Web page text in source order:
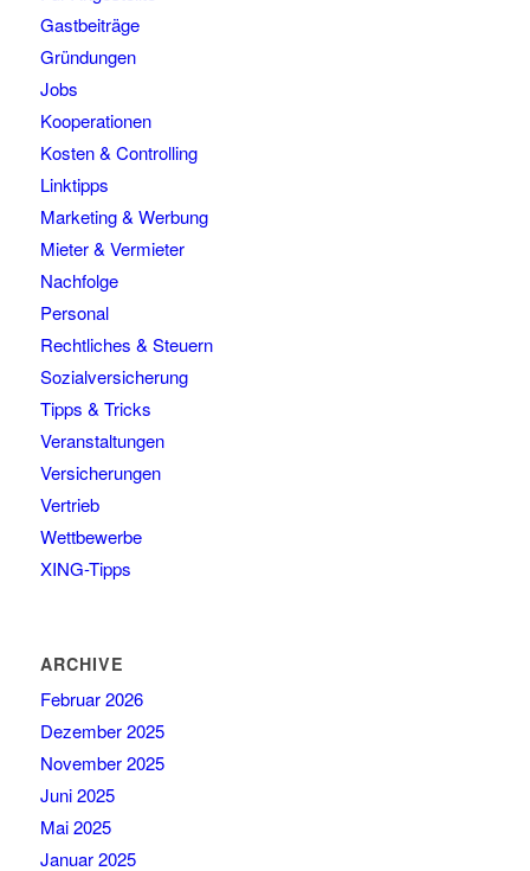
Gastbeiträge
Gründungen
Jobs
Kooperationen
Kosten & Controlling
Linktipps
Marketing & Werbung
Mieter & Vermieter
Nachfolge
Personal
Rechtliches & Steuern
Sozialversicherung
Tipps & Tricks
Veranstaltungen
Versicherungen
Vertrieb
Wettbewerbe
XING-Tipps
ARCHIVE
Februar 2026
Dezember 2025
November 2025
Juni 2025
Mai 2025
Januar 2025